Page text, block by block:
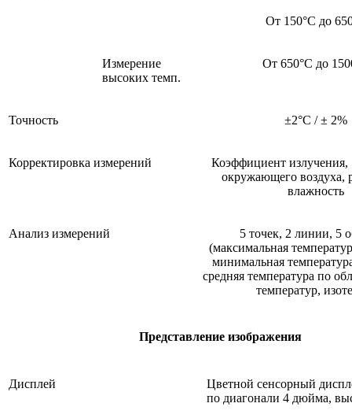
От 150°С до
Измерение
высоких темп.
От 650°С до
Точность ±2°С / ± 2%
Корректировка измерений
Коэффициент излучения,
окружающего воздуха,
влажность
Анализ измерений
5 точек, 2 линии, 5
(максимальная
минимальная
средняя температура по
температур,
Представление изображения
Дисплей
Цветной сенсорный
по диагонали 4 дюйма,